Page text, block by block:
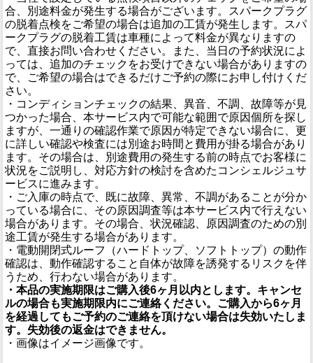
合、別途料金が発生する場合がございます。スパークプラグ
の脱着点検をご希望の場合は追加の工賃が発生します。スパ
ークプラグの脱着工賃は車種によって料金が異なりますの
で、直接お問い合わせください。また、当日の予約状況によ
っては、追加のチェックをお受けできない場合がありますの
で、ご希望の場合はできるだけご予約の際にお申し付けくだ
さい。
・コンディションチェックの結果、異音、不調、故障等が見
つかった場合、本サービス内で可能な範囲で原因個所を探し
ますが、一通りの確認作業で原因が特定できない場合に、更
に詳しい確認や検査には別途お時間と費用が掛る場合があり
ます。その場合は、別途費用の発生する前の時点でお客様に
状況をご説明し、対応方針の検討を含めたコンシェルジュサ
ービスに進みます。
・ご入庫の時点で、既に故障、異常、不調があることが分か
っている場合に、その原因調査等は本サービス内で行えない
場合があります。その場合、状況確認、原因調査のための別
途工賃が発生する場合があります。
・電動開閉式ルーフ（ハードトップ、ソフトトップ）の動作
確認は、動作確認すること自体が故障を誘発するリスクを伴
うため、行わない場合があります。
・本品の実施期限はご購入後6ヶ月以内とします。キャンセ
ルの場合も実施期限内にご連絡ください。ご購入から6ヶ月
を経過してもご予約のご連絡を頂けない場合は失効いたしま
す。失効後の返金はできません。
・画像はイメージ画像です。